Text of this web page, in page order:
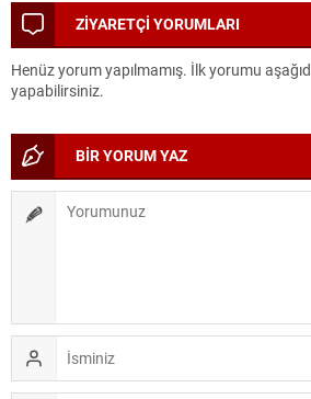
HARCAYALIM”
ZİYARETÇİ YORUMLARI
Henüz yorum yapılmamış. İlk yorumu
yapabilirsiniz.
BİR YORUM YAZ